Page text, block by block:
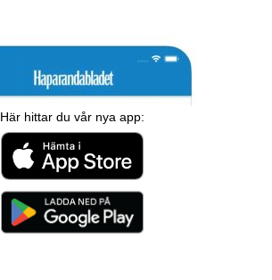
Här hittar du vår nya app: